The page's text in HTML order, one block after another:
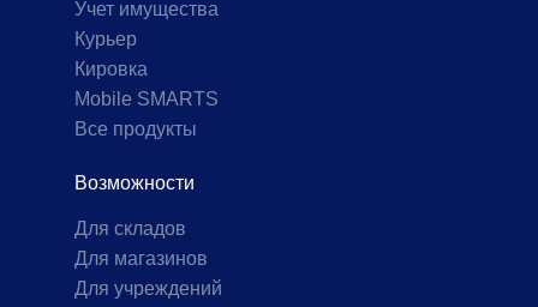
Учет имущества
Курьер
Кировка
Mobile SMARTS
Все продукты
Возможности
Для складов
Для магазинов
Для учреждений